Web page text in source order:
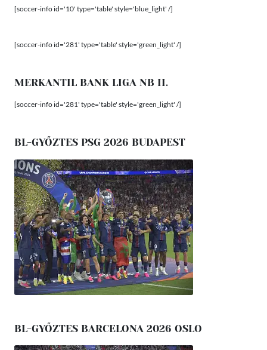
[soccer-info id='10' type='table' style='blue_light' /]
[soccer-info id='281' type='table' style='green_light' /]
MERKANTIL BANK LIGA NB II.
[soccer-info id='281' type='table' style='green_light' /]
BL-GYŐZTES PSG 2026 BUDAPEST
BL-GYŐZTES BARCELONA 2026 OSLO